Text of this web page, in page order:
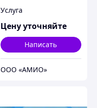
строительство
котельных
Услуга
Цену уточняйте
Написать
ООО «АМИО»